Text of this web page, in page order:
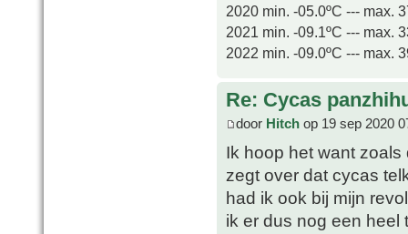
2020 min. -05.0ºC --- max.
2021 min. -09.1ºC --- max.
2022 min. -09.0ºC --- max.
Re: Cycas
door Hitch op 19 sep 2020
Ik hoop het want zoals
zegt over dat cycas
had ik ook bij mijn
ik er dus nog een heel